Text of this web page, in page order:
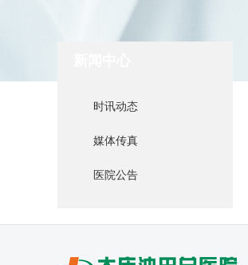
时讯动态
媒体传真
医院公告